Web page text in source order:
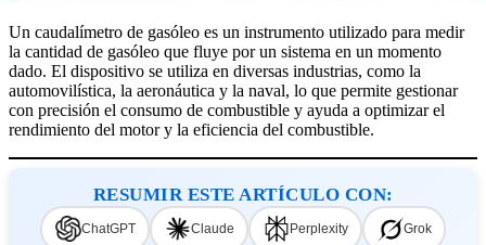
Un caudalímetro de gasóleo es un instrumento utilizado para medir
la cantidad de gasóleo que fluye por un sistema en un momento
dado. El dispositivo se utiliza en diversas industrias, como la
automovilística, la aeronáutica y la naval, lo que permite gestionar
con precisión el consumo de combustible y ayuda a optimizar el
rendimiento del motor y la eficiencia del combustible.
RESUMIR ESTE ARTÍCULO CON:
ChatGPT Claude Perplexity Grok